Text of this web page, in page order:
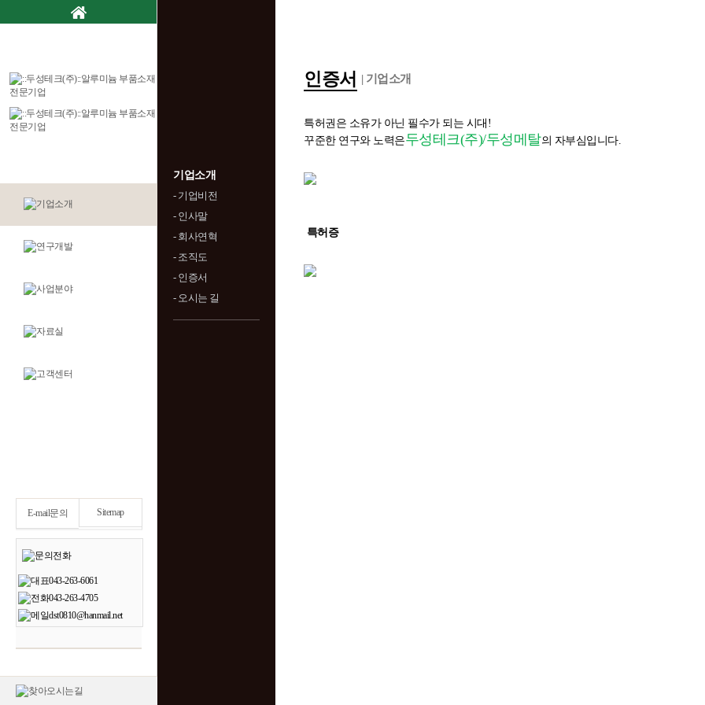
E-mail문의 Sitemap
기업소개
- 기업비전
- 인사말
- 회사연혁
- 조직도
- 인증서
- 오시는 길
인증서 | 기업소개
특허권은 소유가 아닌 필수가 되는 시대!
꾸준한 연구와 노력은두성테크(주)/두성메탈의 자부심입니다.
특허증